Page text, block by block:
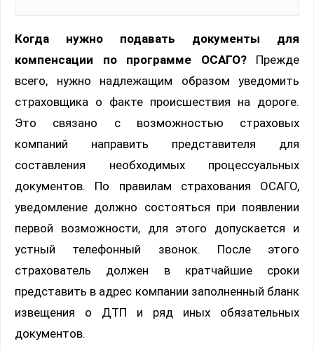
Когда нужно подавать документы для
компенсации по программе ОСАГО?Прежде
всего, нужно надлежащим образом уведомить
страховщика о факте происшествия на дороге.
Это связано с возможностью страховых
компаний направить представителя для
составления необходимых процессуальных
документов. По правилам страхования ОСАГО,
уведомление должно состояться при появлении
первой возможности, для этого допускается и
устный телефонный звонок. После этого
страхователь должен в кратчайшие сроки
представить в адрес компании заполненный бланк
извещения о ДТП и ряд иных обязательных
документов.